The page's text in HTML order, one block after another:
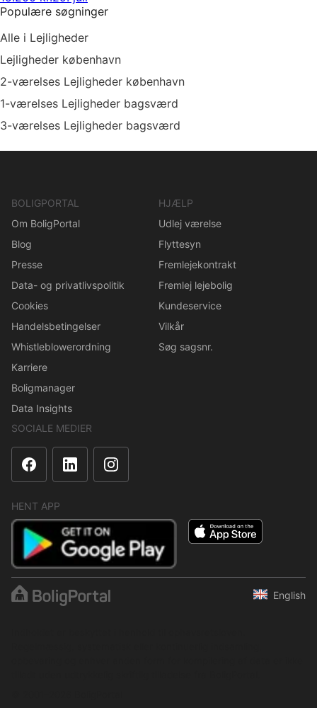
Populære søgninger
Alle i Lejligheder
Lejligheder københavn
2-værelses Lejligheder københavn
1-værelses Lejligheder bagsværd
3-værelses Lejligheder bagsværd
BOLIGPORTAL
Om BoligPortal
Blog
Presse
Data- og privatlivspolitik
Cookies
Handelsbetingelser
Whistleblowerordning
Karriere
Boligmanager
Data Insights
HJÆLP
Udlej værelse
Flyttesyn
Fremlejekontrakt
Fremlej lejebolig
Kundeservice
Vilkår
Søg sagsnr.
SOCIALE MEDIER
HENT APP
English